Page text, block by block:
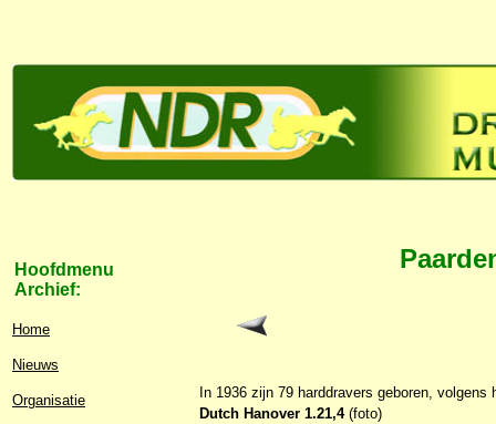
Hoofdmenu
Archief:
Home
Nieuws
Organisatie
In 1936 zijn 79 harddravers geboren,
Dutch Hanover 1.21,4(foto)